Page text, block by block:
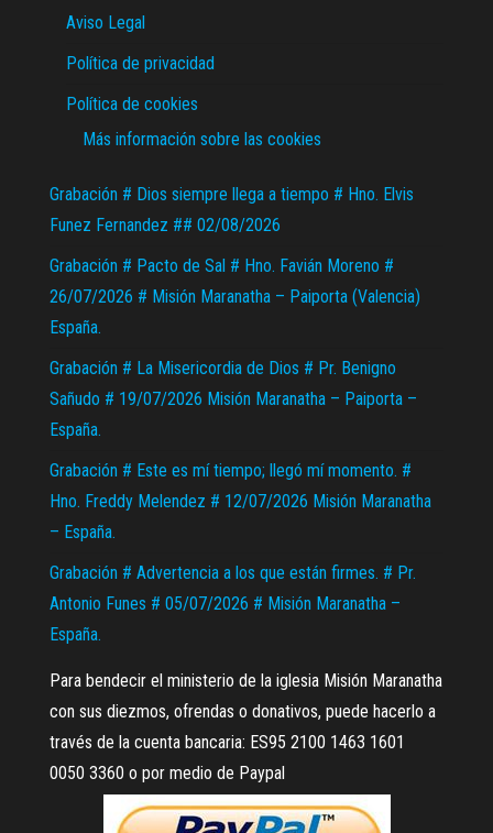
Aviso Legal
Política de privacidad
Política de cookies
Más información sobre las cookies
Grabación # Dios siempre llega a tiempo # Hno. Elvis
Funez Fernandez ## 02/08/2026
Grabación # Pacto de Sal # Hno. Favián Moreno #
26/07/2026 # Misión Maranatha – Paiporta (Valencia)
España.
Grabación # La Misericordia de Dios # Pr. Benigno
Sañudo # 19/07/2026 Misión Maranatha – Paiporta –
España.
Grabación # Este es mí tiempo; llegó mí momento. #
Hno. Freddy Melendez # 12/07/2026 Misión Maranatha
– España.
Grabación # Advertencia a los que están firmes. # Pr.
Antonio Funes # 05/07/2026 # Misión Maranatha –
España.
Para bendecir el ministerio de la iglesia Misión Maranatha
con sus diezmos, ofrendas o donativos, puede hacerlo a
través de la cuenta bancaria: ES95 2100 1463 1601
0050 3360 o por medio de Paypal